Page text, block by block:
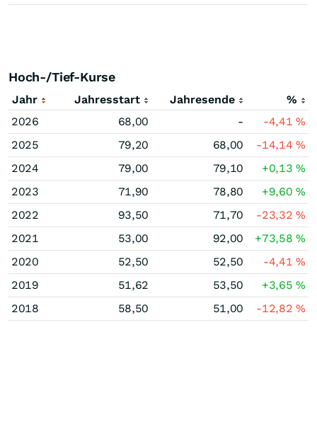
Hoch-/Tief-Kurse
Jahr Jahresstart Jahresende
%
2026
68,00 - -4,41%
2025
79,20 68,00 -14,14%
2024
79,00 79,10 +0,13%
2023
71,90 78,80 +9,60%
2022
93,50 71,70 -23,32%
2021
53,00 92,00 +73,58%
2020
52,50 52,50 -4,41%
2019
51,62 53,50 +3,65%
2018
58,50 51,00 -12,82%